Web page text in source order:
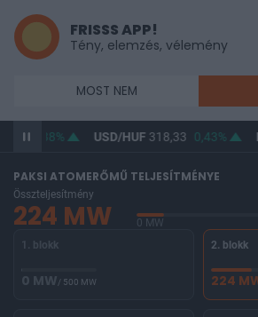
FRISSS APP!
Tény, elemzés, vélemény
MOST NEM
0,38% USD/HUF318,33 0,43%
PAKSI ATOMERŐMŰ TELJESÍTMÉNYE
Összteljesítmény
224 MW 0 MW
1. blokk
0 MW/ 500 MW
2. blokk
224